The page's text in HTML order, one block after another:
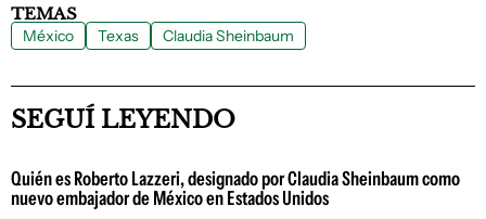
TEMAS
México Texas Claudia Sheinbaum
SEGUÍ LEYENDO
Quién es Roberto Lazzeri, designado por Claudia Sheinbaum como
nuevo embajador de México en Estados Unidos